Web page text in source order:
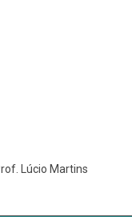
Lúcio Martins